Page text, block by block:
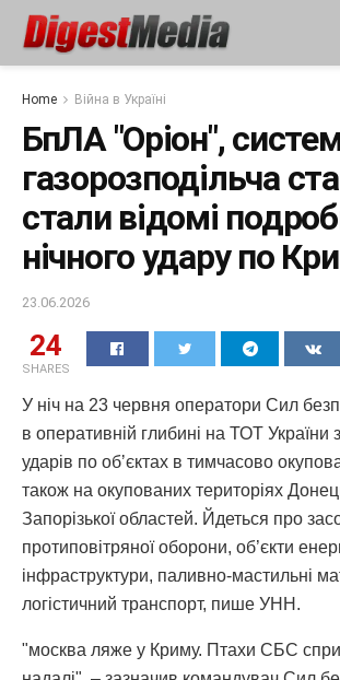
Home Війна в Україні
БпЛА "Оріон",
газорозподільча
стали відомі
нічного удару по
23.06.2026
24
SHARES
У ніч на 23 червня оператори Сил
в оперативній глибині на ТОТ України
ударів по обʼєктах в тимчасово
також на окупованих територіях
Запорізької областей. Йдеться про
протиповітряної оборони, об’єкти
інфраструктури, паливно-мастильні
логістичний транспорт, пише УНН.
"москва ляже у Криму. Птахи СБС